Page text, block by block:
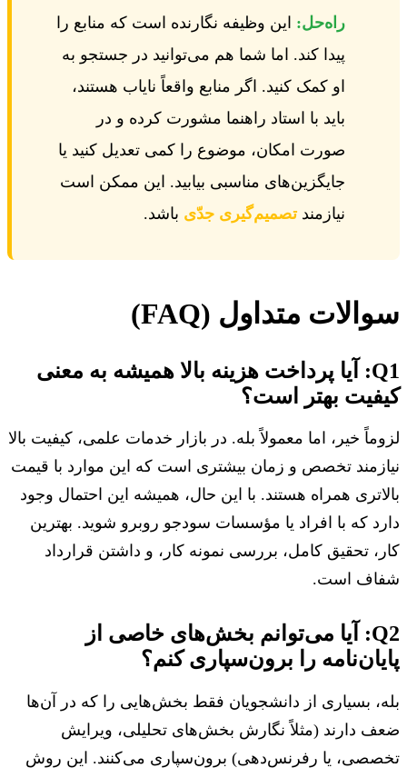
راه‌حل: این وظیفه نگارنده است که منابع را
پیدا کند. اما شما هم می‌توانید در جستجو به
او کمک کنید. اگر منابع واقعاً نایاب هستند،
باید با استاد راهنما مشورت کرده و در
صورت امکان، موضوع را کمی تعدیل کنید یا
جایگزین‌های مناسبی بیابید. این ممکن است
نیازمندتصمیم‌گیری جدّی باشد.
سوالات متداول (FAQ)
Q1: آیا پرداخت هزینه بالا همیشه به معنی
کیفیت بهتر است؟
لزوماً خیر، اما معمولاً بله. در بازار خدمات علمی، کیفیت بالا
نیازمند تخصص و زمان بیشتری است که این موارد با قیمت
بالاتری همراه هستند. با این حال، همیشه این احتمال وجود
دارد که با افراد یا مؤسسات سودجو روبرو شوید. بهترین
کار، تحقیق کامل، بررسی نمونه کار، و داشتن قرارداد
شفاف است.
Q2: آیا می‌توانم بخش‌های خاصی از
پایان‌نامه را برون‌سپاری کنم؟
بله، بسیاری از دانشجویان فقط بخش‌هایی را که در آن‌ها
ضعف دارند (مثلاً نگارش بخش‌های تحلیلی، ویرایش
تخصصی، یا رفرنس‌دهی) برون‌سپاری می‌کنند. این روش